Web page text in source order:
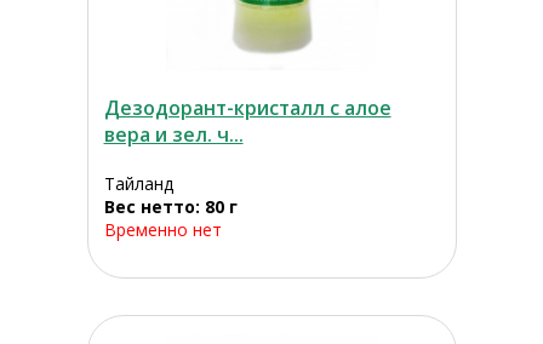
Дезодорант-кристалл с алое
вера и зел. ч...
Тайланд
Вес нетто: 80 г
Временно нет